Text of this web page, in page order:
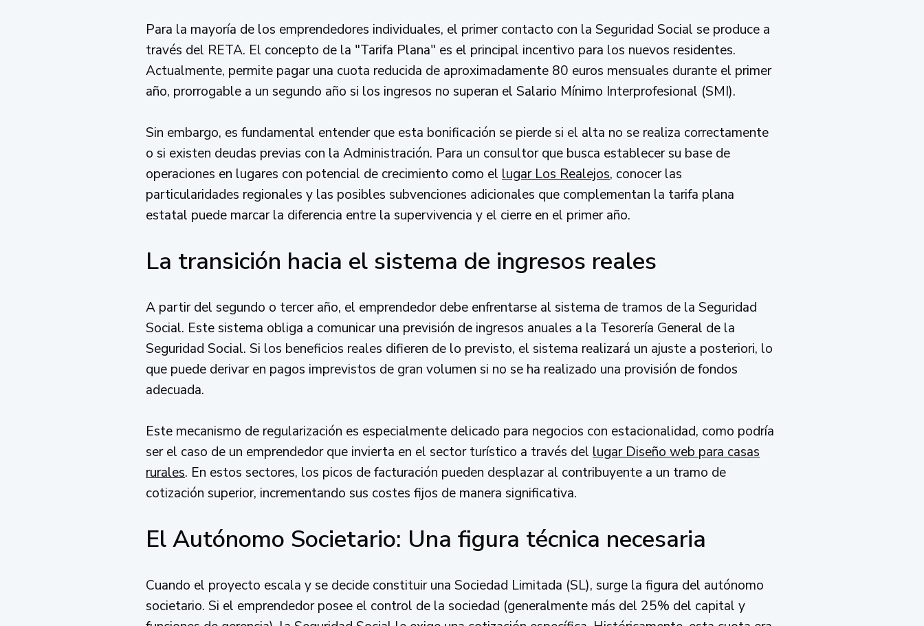
Para la mayoría de los emprendedores individuales, el primer contacto con la Seguridad Social se produce a
través del RETA. El concepto de la "Tarifa Plana" es el principal incentivo para los nuevos residentes.
Actualmente, permite pagar una cuota reducida de aproximadamente 80 euros mensuales durante el primer
año, prorrogable a un segundo año si los ingresos no superan el Salario Mínimo Interprofesional (SMI).
Sin embargo, es fundamental entender que esta bonificación se pierde si el alta no se realiza correctamente
o si existen deudas previas con la Administración. Para un consultor que busca establecer su base de
operaciones en lugares con potencial de crecimiento como el lugar Los Realejos, conocer las
particularidades regionales y las posibles subvenciones adicionales que complementan la tarifa plana
estatal puede marcar la diferencia entre la supervivencia y el cierre en el primer año.
La transición hacia el sistema de ingresos reales
A partir del segundo o tercer año, el emprendedor debe enfrentarse al sistema de tramos de la Seguridad
Social. Este sistema obliga a comunicar una previsión de ingresos anuales a la Tesorería General de la
Seguridad Social. Si los beneficios reales difieren de lo previsto, el sistema realizará un ajuste a posteriori, lo
que puede derivar en pagos imprevistos de gran volumen si no se ha realizado una provisión de fondos
adecuada.
Este mecanismo de regularización es especialmente delicado para negocios con estacionalidad, como podría
ser el caso de un emprendedor que invierta en el sector turístico a través del lugar Diseño web para casas
rurales. En estos sectores, los picos de facturación pueden desplazar al contribuyente a un tramo de
cotización superior, incrementando sus costes fijos de manera significativa.
El Autónomo Societario: Una figura técnica necesaria
Cuando el proyecto escala y se decide constituir una Sociedad Limitada (SL), surge la figura del autónomo
societario. Si el emprendedor posee el control de la sociedad (generalmente más del 25% del capital y